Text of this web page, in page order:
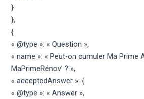
}
},
{
« @type »: « Question »,
« name »: « Peut-on cumuler Ma Prime
MaPrimeRénov’ ? »,
« acceptedAnswer »: {
« @type »: « Answer »,